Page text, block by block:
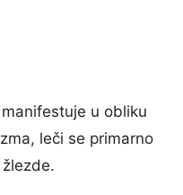
u obliku
leči se primarno